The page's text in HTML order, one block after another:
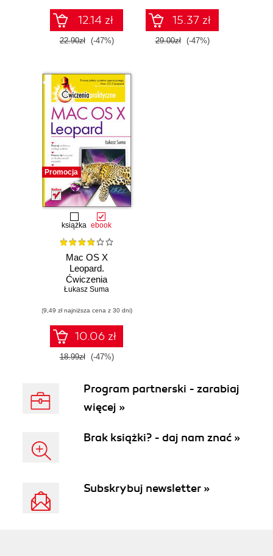
12.14 zł
22.90zł (-47%)
15.37 zł
29.00zł (-47%)
Promocja
książka ebook
Mac OS X
Leopard.
Ćwiczenia
praktyczne
Łukasz Suma
(9,49 zł najniższa cena z 30 dni)
10.06 zł
18.99zł (-47%)
Program partnerski - zarabiaj
więcej »
Brak książki? - daj nam znać »
Subskrybuj newsletter »